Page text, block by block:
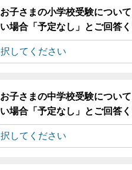
お子さまの小学校受験につい
い場合「予定なし」とご回答く
お子さまの中学校受験につい
い場合「予定なし」とご回答く